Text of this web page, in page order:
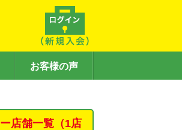
お客様の声
店舗一覧（1店